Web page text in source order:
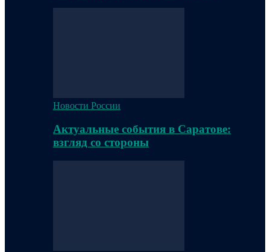
Новости России
Актуальные события в Саратове:
взгляд со стороны